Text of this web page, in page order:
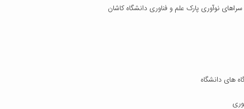
نوآوری پارک علم و فناوری دانشگاه کاشان
های دانشگاه